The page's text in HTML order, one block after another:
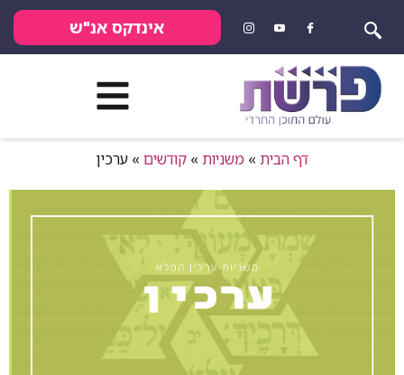
אינדקס אנ"ש
דף הבית »משניות »קודשים »ערכין